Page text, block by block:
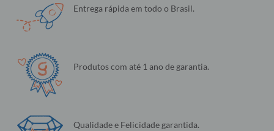
Entrega rápida em todo o Brasil.
Produtos com até 1 ano de garantia.
Qualidade e Felicidade garantida.